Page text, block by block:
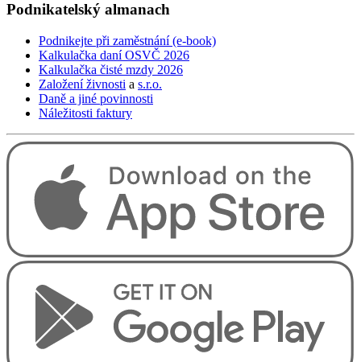
Podnikatelský almanach
Podnikejte při zaměstnání (e-book)
Kalkulačka daní OSVČ 2026
Kalkulačka čisté mzdy 2026
Založení živnosti a s.r.o.
Daně a jiné povinnosti
Náležitosti faktury